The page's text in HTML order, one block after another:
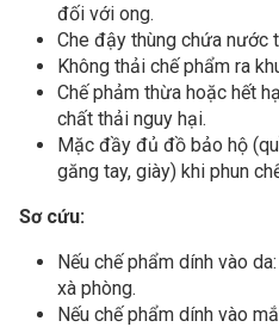
đối với ong.
Che đậy thùng chứa nước
Không thải chế phẩm ra
Chế phảm thừa hoặc hết
chất thải nguy hại.
Mặc đầy đủ đồ bảo hộ
găng tay, giày) khi phun
Sơ cứu:
Nếu chế phẩm dính vào
xà phòng.
Nếu chế phẩm dính vào